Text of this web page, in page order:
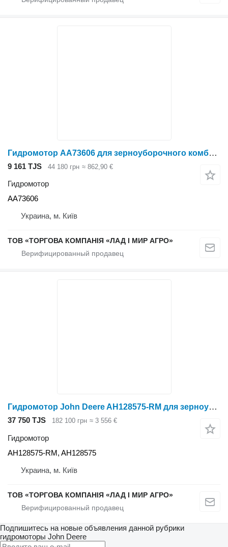
Гидромотор AA73606 для зерноуборочного комбайна John Deere 9500
9 161 TJS 44 180 грн ≈ 862,90 €
Гидромотор
AA73606
Украина, м. Київ
ТОВ «ТОРГОВА КОМПАНІЯ «ЛАД І МИР АГРО»
Гидромотор John Deere AH128575-RM для зерноуборочного комбайна John Deere 9500
37 750 TJS 182 100 грн ≈ 3 556 €
Гидромотор
AH128575-RM, AH128575
Украина, м. Київ
ТОВ «ТОРГОВА КОМПАНІЯ «ЛАД І МИР АГРО»
Подпишитесь на новые объявления данной рубрики
гидромоторы John Deere